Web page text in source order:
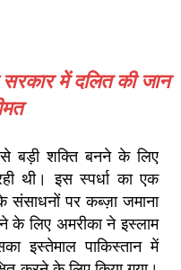
में दलित की जान
बड़ी शक्ति बनने के लिए
थी। इस स्पर्धा का एक
संसाधनों पर कब्ज़ा जमाना
के लिए अमरीका ने इस्लाम
इस्तेमाल पाकिस्तान में